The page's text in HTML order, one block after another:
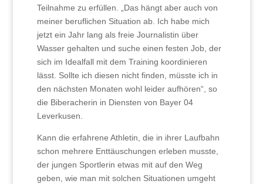
Teilnahme zu erfüllen. „Das hängt aber auch von
meiner beruflichen Situation ab. Ich habe mich
jetzt ein Jahr lang als freie Journalistin über
Wasser gehalten und suche einen festen Job, der
sich im Idealfall mit dem Training koordinieren
lässt. Sollte ich diesen nicht finden, müsste ich in
den nächsten Monaten wohl leider aufhören“, so
die Biberacherin in Diensten von Bayer 04
Leverkusen.
Kann die erfahrene Athletin, die in ihrer Laufbahn
schon mehrere Enttäuschungen erleben musste,
der jungen Sportlerin etwas mit auf den Weg
geben, wie man mit solchen Situationen umgeht